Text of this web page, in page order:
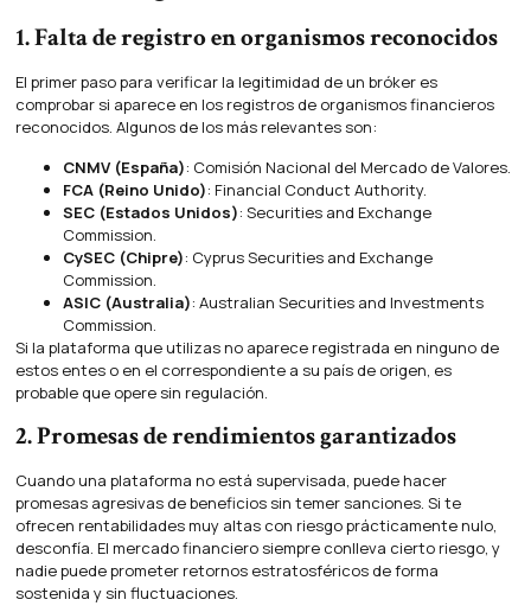
1. Falta de registro en organismos reconocidos
El primer paso para verificar la legitimidad de un bróker es
comprobar si aparece en los registros de organismos financieros
reconocidos. Algunos de los más relevantes son:
CNMV (España): Comisión Nacional del Mercado de Valores.
FCA (Reino Unido): Financial Conduct Authority.
SEC (Estados Unidos): Securities and Exchange
Commission.
CySEC (Chipre): Cyprus Securities and Exchange
Commission.
ASIC (Australia): Australian Securities and Investments
Commission.
Si la plataforma que utilizas no aparece registrada en ninguno de
estos entes o en el correspondiente a su país de origen, es
probable que opere sin regulación.
2. Promesas de rendimientos garantizados
Cuando una plataforma no está supervisada, puede hacer
promesas agresivas de beneficios sin temer sanciones. Si te
ofrecen rentabilidades muy altas con riesgo prácticamente nulo,
desconfía. El mercado financiero siempre conlleva cierto riesgo, y
nadie puede prometer retornos estratosféricos de forma
sostenida y sin fluctuaciones.